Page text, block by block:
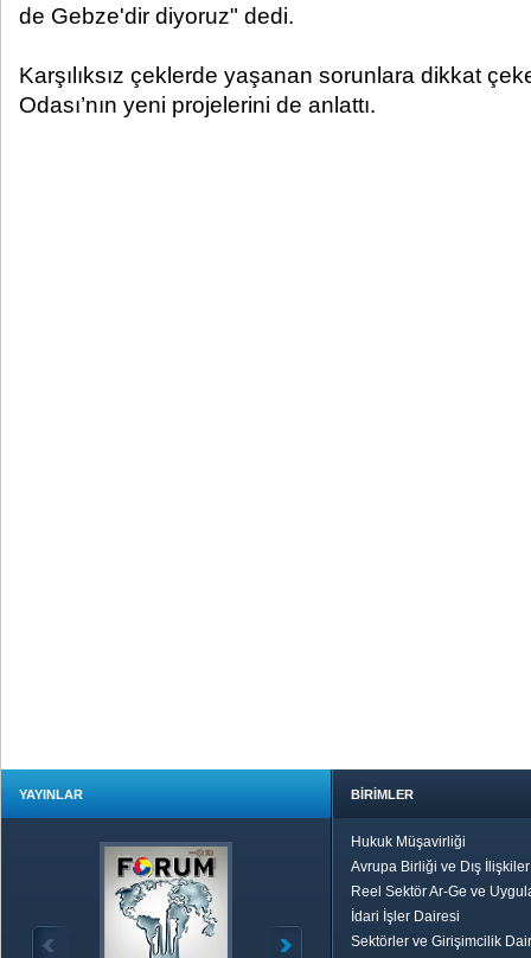
de Gebze'dir diyoruz" dedi.
Karşılıksız çeklerde yaşanan sorunlara dikkat
Odası’nın yeni projelerini de anlattı.
YAYINLAR BİRİMLER
Hukuk Müşavirliği
Avrupa Birliği ve Dış
Reel Sektör Ar-Ge ve
İdari İşler Dairesi
Sektörler ve Girişimcilik